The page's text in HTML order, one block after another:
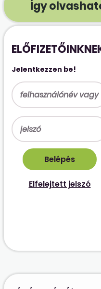
Így
Jelentkezzen be!
Elfelejtett jelszó